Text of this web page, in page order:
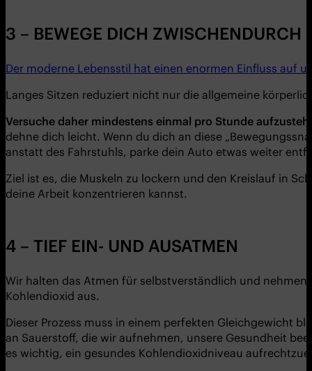
3 – BEWEGE DICH ZWISCHENDURCH
Der moderne Lebensstil hat einen enormen Einfluss auf
Langes Sitzen reduziert nicht nur die allgemeine
Versuche daher mindestens einmal pro Stunde
dehne dich leicht. Wenn du dich an diese
anstatt des Fahrstuhls, parke dein Auto etwas weiter
Ziel ist es, die Muskeln zu lockern und den Kreislauf in
deine Arbeit konzentrieren kannst.
4 – TIEF EIN- UND AUSATMEN
Wir halten das Atmen für selbstverständlich und
Kohlendioxid aus.
Dieser Prozess muss in einem perfekten Gleichgewicht
an Sauerstoff, die wir aufnehmen, unsere Gesundheit
es wichtig, ein gesundes Kohlendioxidniveau